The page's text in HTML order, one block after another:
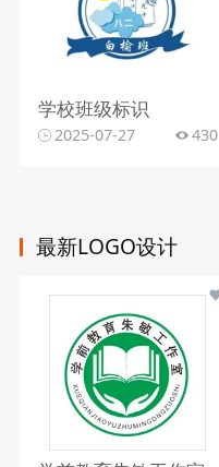
学校班级标识
2025-07-27 430
最新LOGO设计